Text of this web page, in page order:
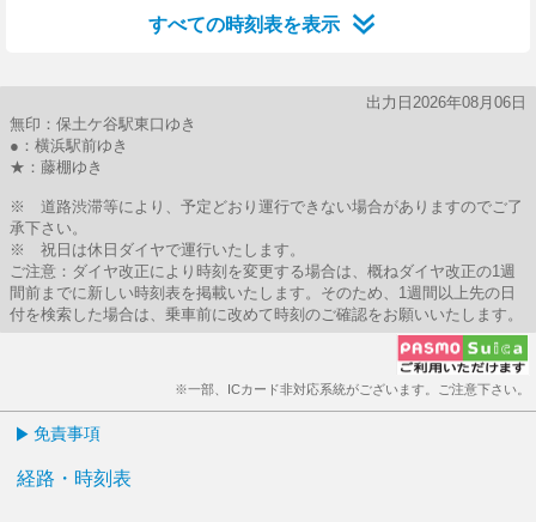
すべての時刻表を表示
出力日2026年08月06日
無印：保土ケ谷駅東口ゆき
●：横浜駅前ゆき
★：藤棚ゆき
※ 道路渋滞等により、予定どおり運行できない場合がありますのでご了
承下さい。
※ 祝日は休日ダイヤで運行いたします。
ご注意：ダイヤ改正により時刻を変更する場合は、概ねダイヤ改正の1週
間前までに新しい時刻表を掲載いたします。そのため、1週間以上先の日
付を検索した場合は、乗車前に改めて時刻のご確認をお願いいたします。
※一部、ICカード非対応系統がございます。ご注意下さい。
免責事項
経路・時刻表